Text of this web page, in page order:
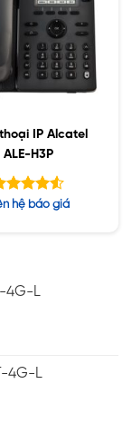
IP Alcatel
ALE-H3P
xếp
hệ báo giá
4G-L
4G-L